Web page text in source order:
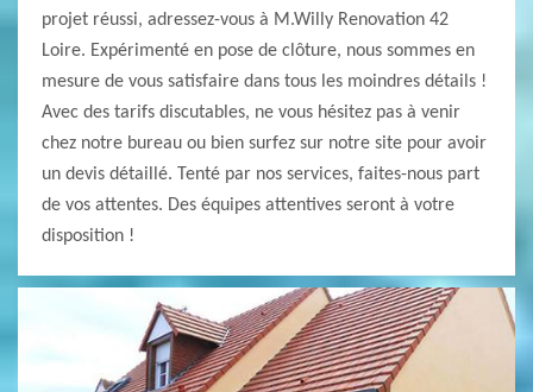
projet réussi, adressez-vous à M.Willy Renovation 42
Loire. Expérimenté en pose de clôture, nous sommes en
mesure de vous satisfaire dans tous les moindres détails !
Avec des tarifs discutables, ne vous hésitez pas à venir
chez notre bureau ou bien surfez sur notre site pour avoir
un devis détaillé. Tenté par nos services, faites-nous part
de vos attentes. Des équipes attentives seront à votre
disposition !